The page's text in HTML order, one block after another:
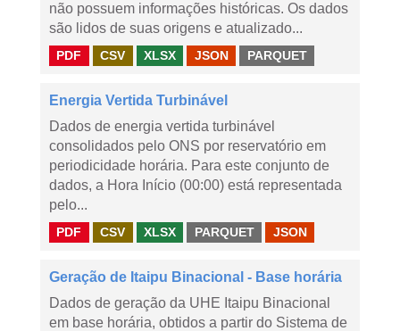
não possuem informações históricas. Os dados
são lidos de suas origens e atualizado...
PDF CSV XLSX JSON PARQUET
Energia Vertida Turbinável
Dados de energia vertida turbinável
consolidados pelo ONS por reservatório em
periodicidade horária. Para este conjunto de
dados, a Hora Início (00:00) está representada
pelo...
PDF CSV XLSX PARQUET JSON
Geração de Itaipu Binacional - Base horária
Dados de geração da UHE Itaipu Binacional
em base horária, obtidos a partir do Sistema de